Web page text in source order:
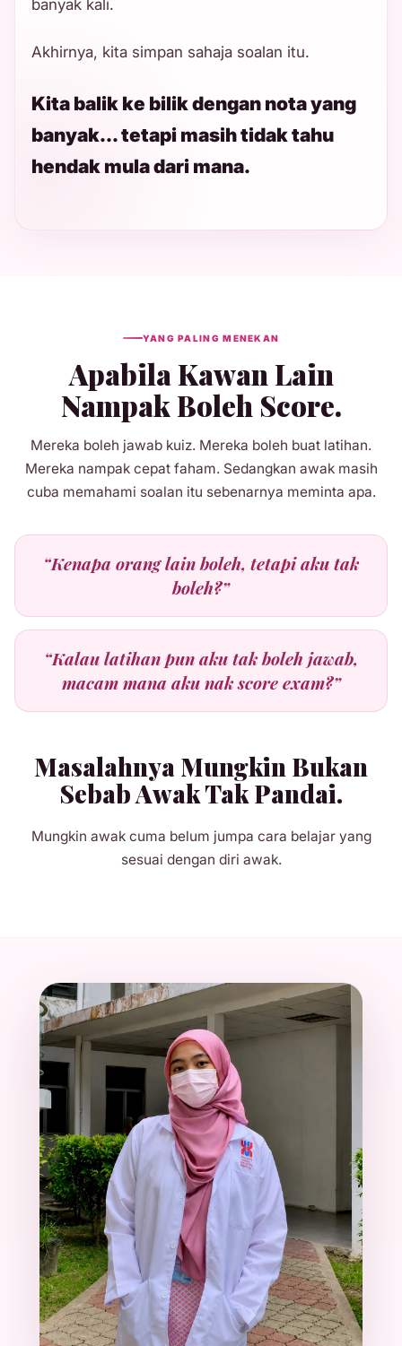
banyak kali.
Akhirnya, kita simpan sahaja soalan itu.
Kita balik ke bilik dengan nota yang
banyak... tetapi masih tidak tahu
hendak mula dari mana.
YANG PALING MENEKAN
Apabila Kawan Lain
Nampak Boleh Score.
Mereka boleh jawab kuiz. Mereka boleh buat latihan.
Mereka nampak cepat faham. Sedangkan awak masih
cuba memahami soalan itu sebenarnya meminta apa.
“Kenapa orang lain boleh, tetapi aku tak
boleh?”
“Kalau latihan pun aku tak boleh jawab,
macam mana aku nak score exam?”
Masalahnya Mungkin Bukan
Sebab Awak Tak Pandai.
Mungkin awak cuma belum jumpa cara belajar yang
sesuai dengan diri awak.